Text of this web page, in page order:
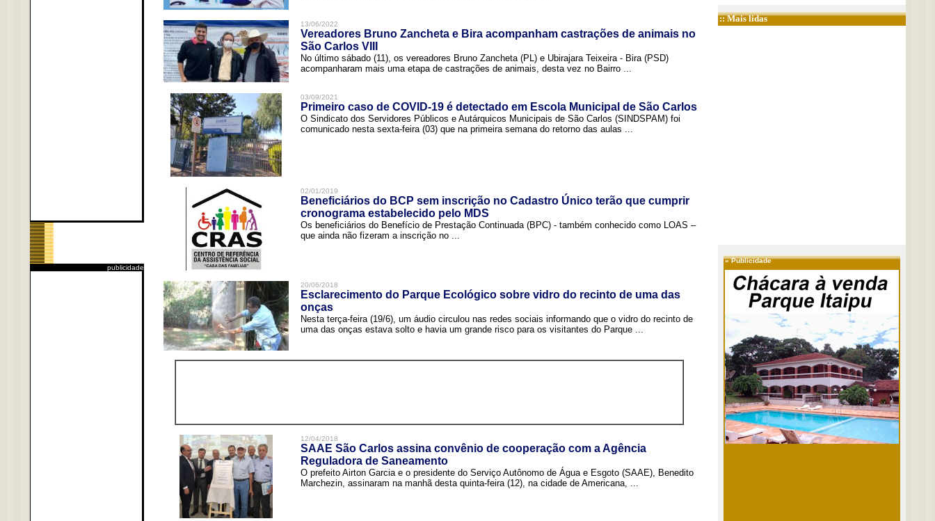
publicidade
13/06/2022
Vereadores Bruno Zancheta e Bira acompanham castrações de animais no
São Carlos VIII
No último sábado (11), os vereadores Bruno Zancheta (PL) e Ubirajara Teixeira - Bira (PSD)
acompanharam mais uma etapa de castrações de animais, desta vez no Bairro ...
03/09/2021
Primeiro caso de COVID-19 é detectado em Escola Municipal de São Carlos
O Sindicato dos Servidores Públicos e Autárquicos Municipais de São Carlos (SINDSPAM) foi
comunicado nesta sexta-feira (03) que na primeira semana do retorno das aulas ...
02/01/2019
Beneficiários do BCP sem inscrição no Cadastro Único terão que cumprir
cronograma estabelecido pelo MDS
Os beneficiários do Benefício de Prestação Continuada (BPC) - também conhecido como LOAS –
que ainda não fizeram a inscrição no ...
20/06/2018
Esclarecimento do Parque Ecológico sobre vidro do recinto de uma das
onças
Nesta terça-feira (19/6), um áudio circulou nas redes sociais informando que o vidro do recinto de
uma das onças estava solto e havia um grande risco para os visitantes do Parque ...
12/04/2018
SAAE São Carlos assina convênio de cooperação com a Agência
Reguladora de Saneamento
O prefeito Airton Garcia e o presidente do Serviço Autônomo de Água e Esgoto (SAAE), Benedito
Marchezin, assinaram na manhã desta quinta-feira (12), na cidade de Americana, ...
:: Mais lidas
»Publicidade